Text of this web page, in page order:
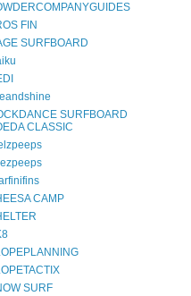
FIN
SURFBOARD
SURFBOARD
CLASSIC
CAMP
SURF